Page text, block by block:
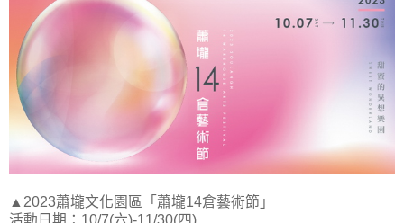
▲2023蕭壠文化園區「蕭壠14倉藝術節」
活動日期：10/7(六)-11/30(四)